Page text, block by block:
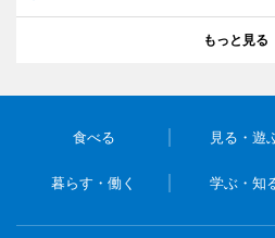
もっと見る
食べる 見る・遊
暮らす・働く 学ぶ・知